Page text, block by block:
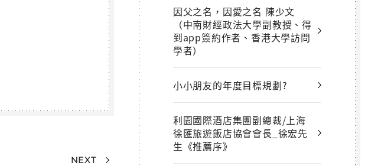
NEXT
因父之名，因愛之名 陳少文
（中南財經政法大學副教授、得
到app簽約作者、香港大學訪問
學者）
小小朋友的年度目標規劃?
利園國際酒店集團副總裁/上海
徐匯旅遊飯店協會會長_徐宏先
生《推薦序》